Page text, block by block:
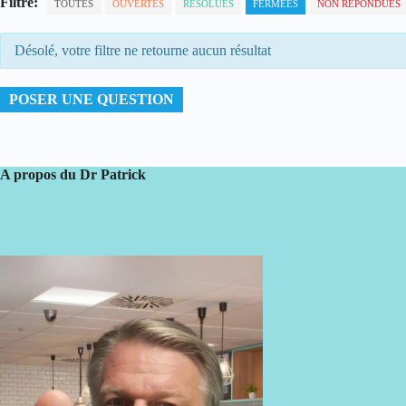
TOUTES OUVERTES RÉSOLUES FERMÉES NON RÉPONDUES
Désolé, votre filtre ne retourne aucun résultat
POSER UNE QUESTION
A propos du Dr Patrick